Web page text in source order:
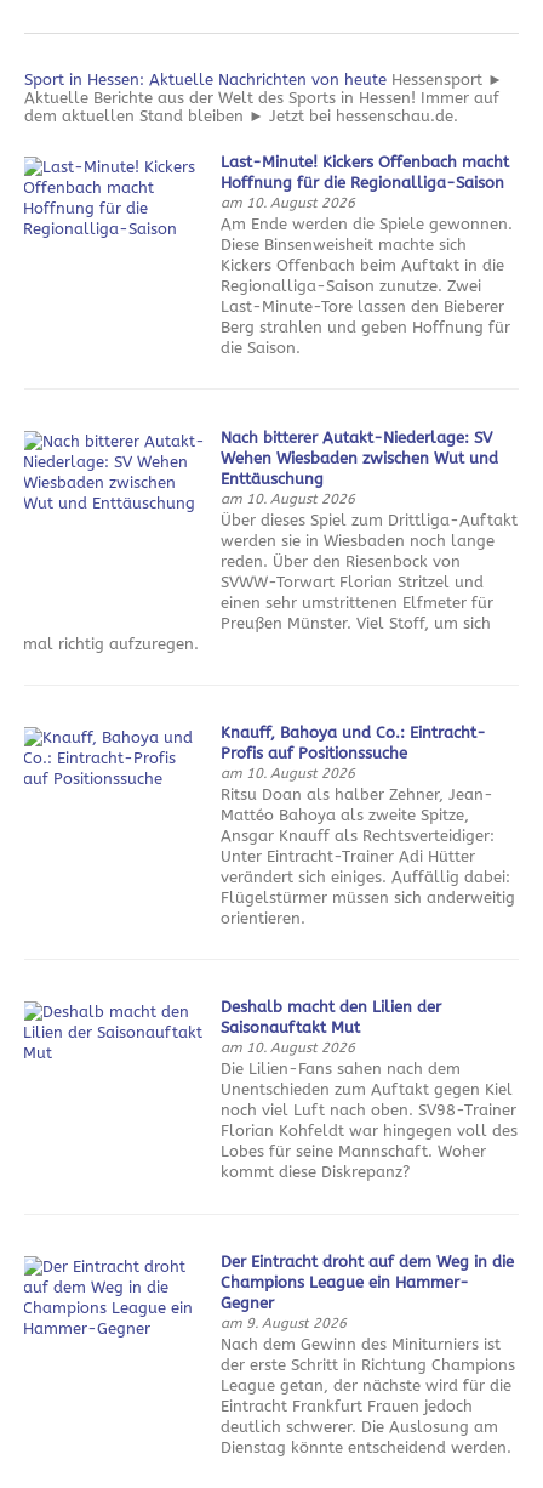
Sport in Hessen: Aktuelle Nachrichten von heute Hessensport ►
Aktuelle Berichte aus der Welt des Sports in Hessen! Immer auf
dem aktuellen Stand bleiben ► Jetzt bei hessenschau.de.
Last-Minute! Kickers Offenbach macht
Hoffnung für die Regionalliga-Saison
am 10. August 2026
Am Ende werden die Spiele gewonnen.
Diese Binsenweisheit machte sich
Kickers Offenbach beim Auftakt in die
Regionalliga-Saison zunutze. Zwei
Last-Minute-Tore lassen den Bieberer
Berg strahlen und geben Hoffnung für
die Saison.
Nach bitterer Autakt-Niederlage: SV
Wehen Wiesbaden zwischen Wut und
Enttäuschung
am 10. August 2026
Über dieses Spiel zum Drittliga-Auftakt
werden sie in Wiesbaden noch lange
reden. Über den Riesenbock von
SVWW-Torwart Florian Stritzel und
einen sehr umstrittenen Elfmeter für
Preußen Münster. Viel Stoff, um sich
mal richtig aufzuregen.
Knauff, Bahoya und Co.: Eintracht-
Profis auf Positionssuche
am 10. August 2026
Ritsu Doan als halber Zehner, Jean-
Mattéo Bahoya als zweite Spitze,
Ansgar Knauff als Rechtsverteidiger:
Unter Eintracht-Trainer Adi Hütter
verändert sich einiges. Auffällig dabei:
Flügelstürmer müssen sich anderweitig
orientieren.
Deshalb macht den Lilien der
Saisonauftakt Mut
am 10. August 2026
Die Lilien-Fans sahen nach dem
Unentschieden zum Auftakt gegen Kiel
noch viel Luft nach oben. SV98-Trainer
Florian Kohfeldt war hingegen voll des
Lobes für seine Mannschaft. Woher
kommt diese Diskrepanz?
Der Eintracht droht auf dem Weg in die
Champions League ein Hammer-
Gegner
am 9. August 2026
Nach dem Gewinn des Miniturniers ist
der erste Schritt in Richtung Champions
League getan, der nächste wird für die
Eintracht Frankfurt Frauen jedoch
deutlich schwerer. Die Auslosung am
Dienstag könnte entscheidend werden.